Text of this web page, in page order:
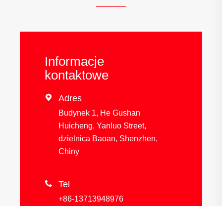
Informacje
kontaktowe
 Adres
Budynek 1, He Gushan
Huicheng, Yanluo Street,
dzielnica Baoan, Shenzhen,
Chiny
 Tel
+86-13713948976